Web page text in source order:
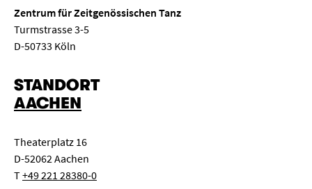
Zentrum für Zeitgenössischen Tanz
Turmstrasse 3-5
D-50733 Köln
STANDORT
AACHEN
Theaterplatz 16
D-52062 Aachen
T+49 221 28380-0